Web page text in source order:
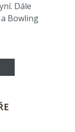
Dále
Bowling